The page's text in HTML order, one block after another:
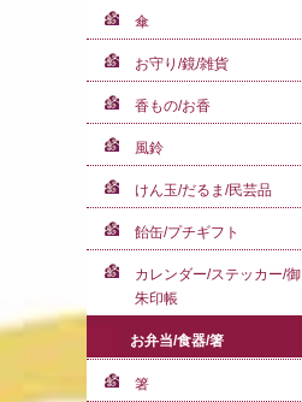
傘
お守り/鏡/雑貨
香もの/お香
風鈴
けん玉/だるま/民芸品
飴缶/プチギフト
カレンダー/ステッカー/御
朱印帳
お弁当/食器/箸
箸